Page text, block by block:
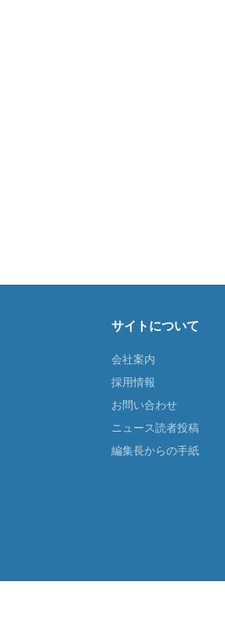
サイトについて
会社案内
採用情報
お問い合わせ
ニュース読者投稿
編集長からの手紙